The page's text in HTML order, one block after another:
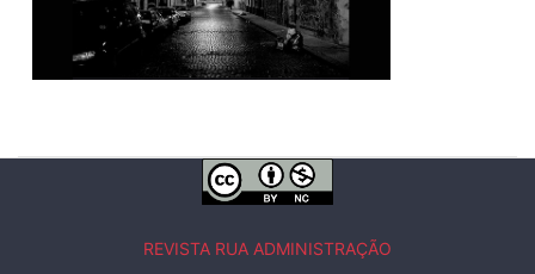
REVISTA RUA ADMINISTRAÇÃO